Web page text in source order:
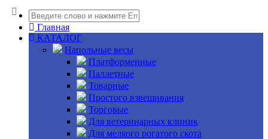
Главная
КАТАЛОГ
Напольные весы
Платформенные
Паллетные
Товарные
Простого взвешивания
Торговые
Для ветеринарных клиник
Для мелкого рогатого скота